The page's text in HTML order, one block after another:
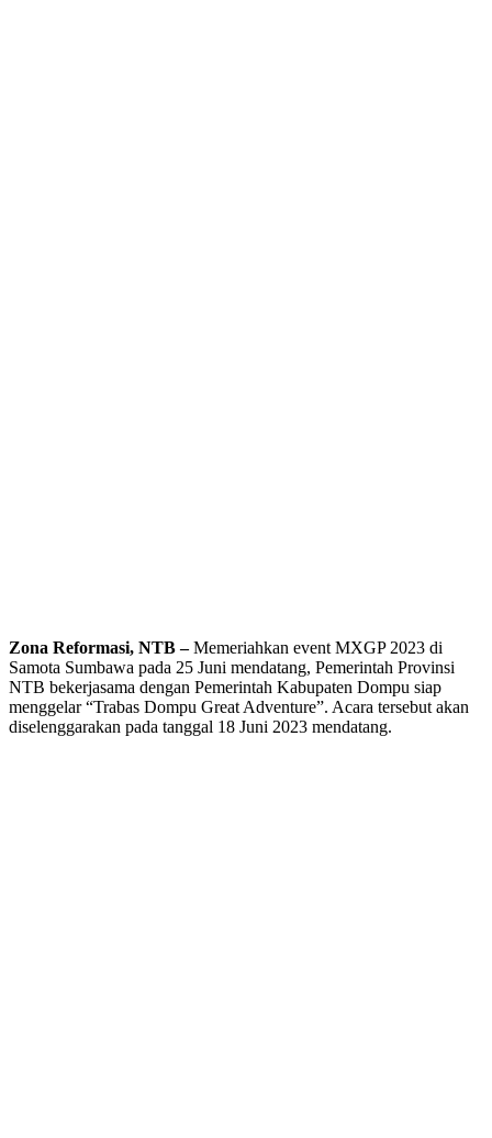
Zona Reformasi, NTB –Memeriahkan event MXGP 2023 di
Samota Sumbawa pada 25 Juni mendatang, Pemerintah Provinsi
NTB bekerjasama dengan Pemerintah Kabupaten Dompu siap
menggelar “Trabas Dompu Great Adventure”. Acara tersebut akan
diselenggarakan pada tanggal 18 Juni 2023 mendatang.